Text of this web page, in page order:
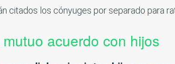
citados los cónyuges por separado para
acuerdo con hijos